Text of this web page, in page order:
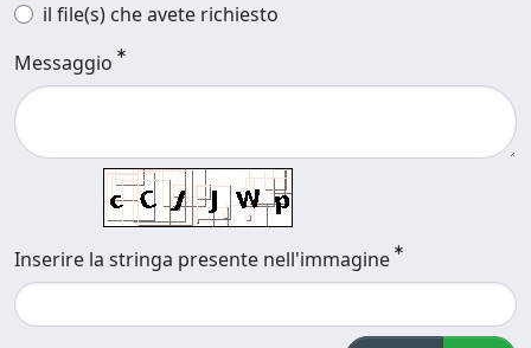
il file(s) che avete richiesto
Messaggio
Inserire la stringa presente nell'immagine